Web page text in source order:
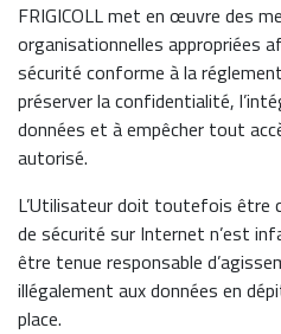
FRIGICOLL met en œuvre des
organisationnelles appropriées
sécurité conforme à la
préserver la confidentialité,
données et à empêcher tout
autorisé.
L’Utilisateur doit toutefois être
de sécurité sur Internet n’est
être tenue responsable
illégalement aux données en
place.